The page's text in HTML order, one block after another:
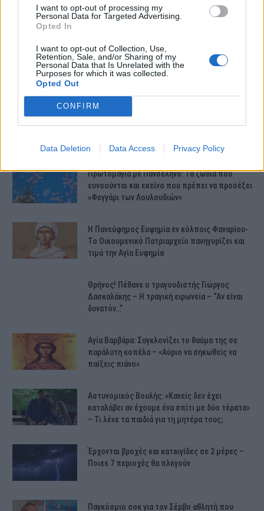
I want to opt-out of processing my
Personal Data for Targeted Advertising.
Opted In
I want to opt-out of Collection, Use,
Retention, Sale, and/or Sharing of my
Personal Data that Is Unrelated with the
Purposes for which it was collected.
Opted Out
CONFIRM
Data Deletion Data Access Privacy Policy
γίνουν οι πληρωμές;
Νέες αποκαλύψεις για τον θάνατο του
13χρονου στην Ηλεία – Ο πατέρας του είχε
βάλει στο πατίνι…
Κεφαλονιά – Έκτακτο: Εσπευσμένα στο
νοσοκομείο η μητέρα της Μυρτούς –
Μυρτούς
Πρωτομαγιά με Πανσέληνο: Τα ζώδια που
ευνοούνται και εκείνο που πρέπει να προσέξει
«Φεγγάρι των Λουλουδιών»
H Πανεύφημος Ευφημία εν κόλποις Φαναρίου-
Το Οικουμενικό Πατριαρχείο πανηγυρίζει και
τιμά την Αγία Ευφημία
Θρήνος! Πέθανε ο τραγουδιστής Γιώργος
Δασκαλάκης – Η τραγική ειρωνεία – “Αν είναι
δυνατόν…”
Αγία Βαρβάρα: Συγκλονίζει το θαύμα της σε
παράλυτη κοπέλα – «Αύριο να σηκωθείς να
παίξεις πιάνο»
Αστυνομικός Bουλής: «Κανείς δεν έχει
καταλάβει αν έχουμε ένα σπίτι με δύο τέρατα»
– Τι λένε τα παιδιά για τη μητέρα τους;
Έρχονται βροχές και κατaιγίδες σε 2 μέpες –
Ποιεs 7 πεpιοχές θα πλnγούν
Παγκόσμιο σοκ για τον Σέρβο αθλητή που